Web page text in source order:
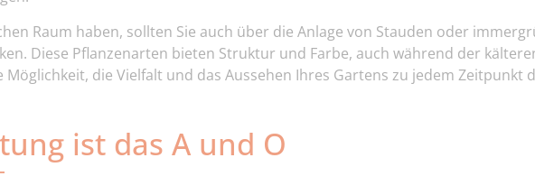
Raum haben, sollten Sie auch über die Anlage von Stauden oder
Diese Pflanzenarten bieten Struktur und Farbe, auch während der
die Vielfalt und das Aussehen Ihres Gartens zu jedem Zeitpunkt
ist das A und O